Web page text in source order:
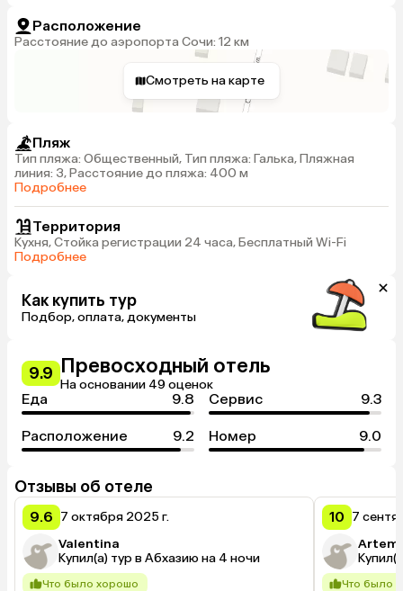
Расположение
Расстояние до аэропорта Сочи: 12 км
Смотреть на карте
Пляж
Тип пляжа: Общественный, Тип пляжа: Галька, Пляжная
линия: 3, Расстояние до пляжа: 400 м
Подробнее
Территория
Кухня, Стойка регистрации 24 часа, Бесплатный Wi-Fi
Подробнее
Как купить тур
Подбор, оплата, документы
9.9 Превосходный отель
На основании 49 оценок
Еда 9.8 Сервис 9.3
Расположение 9.2 Номер 9.0
Отзывы об отеле
9.6 7 октября 2025 г.
Valentina
Купил(а) тур в Абхазию на 4 ночи
Что было хорошо
10 7
Artem
Что было